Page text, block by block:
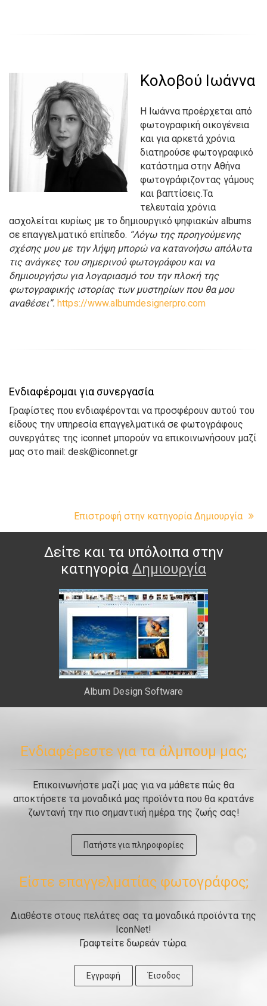
Κολοβού Ιωάννα
Η Ιωάννα προέρχεται από
φωτογραφική οικογένεια
και για αρκετά χρόνια
διατηρούσε φωτογραφικό
κατάστημα στην Αθήνα
φωτογράφιζοντας γάμους
και βαπτίσεις.Τα
τελευταία χρόνια
ασχολείται κυρίως με το δημιουργικό ψηφιακών albums
σε επαγγελματικό επίπεδο. “Λόγω της προηγούμενης
σχέσης μου με την λήψη μπορώ να κατανοήσω απόλυτα
τις ανάγκες του σημερινού φωτογράφου και να
δημιουργήσω για λογαριασμό του την πλοκή της
φωτογραφικής ιστορίας των μυστηρίων που θα μου
αναθέσει”. https://www.albumdesignerpro.com
Ενδιαφέρομαι για συνεργασία
Γραφίστες που ενδιαφέρονται να προσφέρουν αυτού του
είδους την υπηρεσία επαγγελματικά σε φωτογράφους
συνεργάτες της iconnet μπορούν να επικοινωνήσουν μαζί
μας στο mail: desk@iconnet.gr
Επιστροφή στην κατηγορία Δημιουργία
Δείτε και τα υπόλοιπα στην
κατηγορία Δημιουργία
Album Design Software
Ενδιαφέρεστε για τα άλμπουμ μας;
Επικοινωνήστε μαζί μας για να μάθετε πώς θα
αποκτήσετε τα μοναδικά μας προϊόντα που θα κρατάνε
ζωντανή την πιο σημαντική ημέρα της ζωής σας!
Πατήστε για πληροφορίες
Είστε επαγγελματίας φωτογράφος;
Διαθέστε στους πελάτες σας τα μοναδικά προϊόντα της
IconNet!
Γραφτείτε δωρεάν τώρα.
Εγγραφή Έισοδος